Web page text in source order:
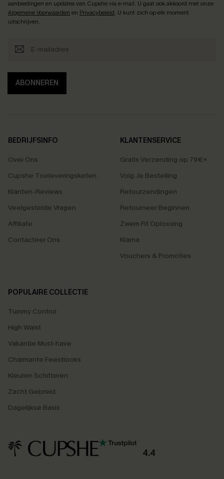
aanbiedingen en updates van Cupshe via e-mail. U gaat ook akkoord met onze
Algemene Voorwaarden en Privacybeleid. U kunt zich op elk moment
uitschrijven.
ABONNEREN
BEDRIJFSINFO
Over Ons
Cupshe Toeleveringsketen
Klanten-Reviews
Veelgestelde Vragen
Affiliate
Contacteer Ons
KLANTENSERVICE
Gratis Verzending op 79€+
Volg Je Bestelling
Retourzendingen
Retourneer Beginnen
Zwem Fit Oplossing
Klarna
Vouchers & Promoties
POPULAIRE COLLECTIE
Tummy Control
High Waist
Vakantie Must-have
Charmante Feestlooks
Kleuren Schitteren
Zacht Gebreid
Dagelijkse Basis
4.4